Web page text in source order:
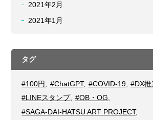
2021年2月
2021年1月
タグ
#100円 #ChatGPT, #COVID-19, #DX推
#LINEスタンプ, #OB・OG
#SAGA-DAI-HATSU ART PROJECT,